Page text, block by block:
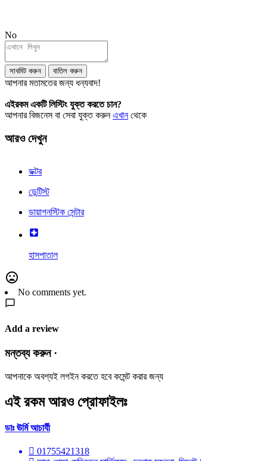
No
সাবমিট করুন বাতিল করুন
আপনার মতামতের জন্য ধন্যবাদ!
এইরকম একটি লিস্টিং যুক্ত করতে চান?
আপনার বিজনেস বা সেবা যুক্ত করুনএখানথেকে
আরও দেখুন
ডক্টর
ডেন্টিস্ট
ডায়াগনস্টিক সেন্টার
হাসপাতাল
No comments yet.
Add a review
মন্তব্য করুন ·
আপনাকে অবশ্যই লগইন করতে হবে কমেন্ট করার জন্য
এই রকম আরও প্রোফাইলঃ
ডাঃ ঊর্মি আচার্যী
01755421318